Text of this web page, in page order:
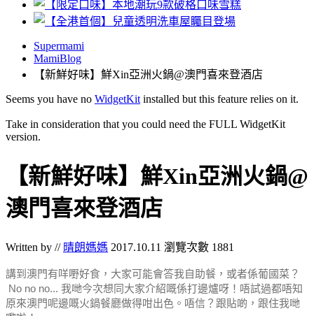
Supermami
MamiBlog
【新鮮好味】鮮Xin亞洲火鍋@澳門喜來登酒店
Seems you have no WidgetKit installed but this feature relies on it.
Take in consideration that you could need the FULL WidgetKit
version.
【新鮮好味】鮮Xin亞洲火鍋@
澳門喜來登酒店
Written by // 晴朗媽媽 2017.10.11 瀏覽次數 1881
講到澳門有咩嘢好食，大家可能會答我自助餐，或者係葡國菜？
No no no... 我哋今次想同大家介紹嘅係打邊爐呀！ 唔試過都唔知
原來澳門呢邊嘅火鍋餐廳做得咁出色。 唔信？跟貼啲，跟住我哋